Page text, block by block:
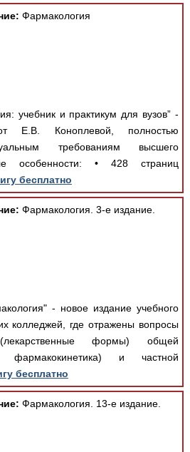
Фармакология
учебник и практикум для вузов” -
Е.В. Коноплевой, полностью
требованиям высшего
особенности: • 428 страниц
бесплатно
Фармакология. 3-е издание.
- новое издание учебного
колледжей, где отражены вопросы
формы) общей
фармакокинетика) и частной
бесплатно
Фармакология. 13-е издание.